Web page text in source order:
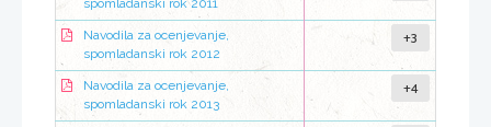
spomladanski rok 2011
Navodila za ocenjevanje,
spomladanski rok 2012
+3
Navodila za ocenjevanje,
spomladanski rok 2013
+4